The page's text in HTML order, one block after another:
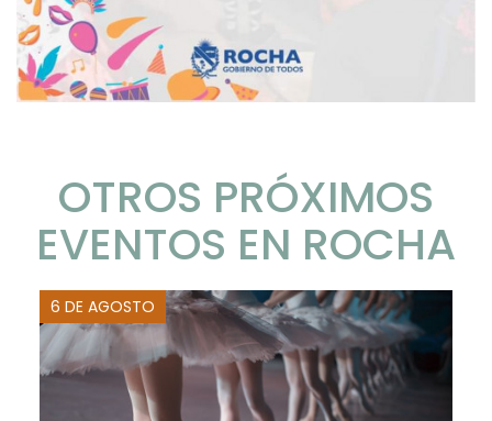
OTROS PRÓXIMOS
EVENTOS EN ROCHA
6 DE AGOSTO